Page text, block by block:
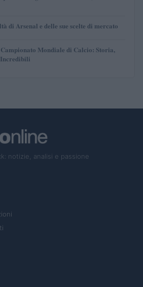
di Arsenal e delle sue scelte di mercato
Mondiale di Calcio: Storia,
notizie, analisi e passione